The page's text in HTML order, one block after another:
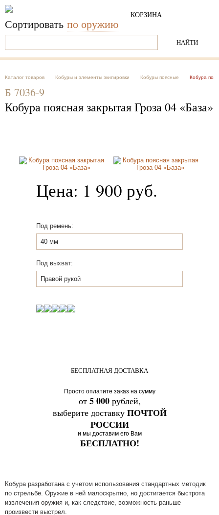
КОРЗИНА
Сортировать по оружию
Каталог товаров Кобуры и элементы экипировки Кобуры поясные Кобура
Б 7036-9
Кобура поясная закрытая Гроза 04 «База»
Цена: 1 900 руб.
Под ремень:
40 мм
Под выхват:
Правой рукой
БЕСПЛАТНАЯ ДОСТАВКА
Просто оплатите заказ на сумму
от 5 000рублей,
выберите доставку ПОЧТОЙ
РОССИИ
и мы доставим его Вам
БЕСПЛАТНО!
Кобура разработана с учетом использования стандартных методик
по стрельбе. Оружие в ней малоскрытно, но достигается быстрота
извлечения оружия и, как следствие, возможность раньше
произвести выстрел.